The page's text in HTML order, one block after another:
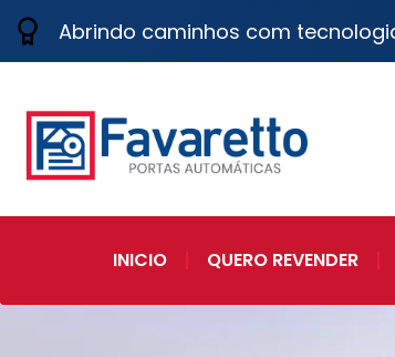
Abrindo caminhos com
INICIO QUERO REVENDER